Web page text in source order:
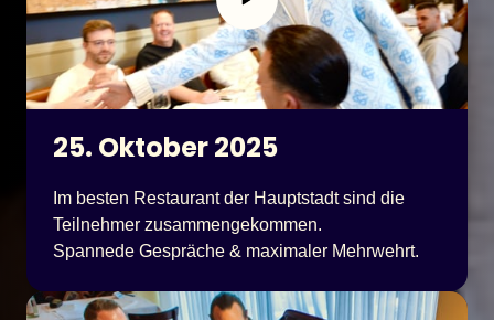
25. Oktober 2025
Im besten Restaurant der Hauptstadt sind die
Teilnehmer zusammengekommen.
Spannede Gespräche & maximaler Mehrwehrt.